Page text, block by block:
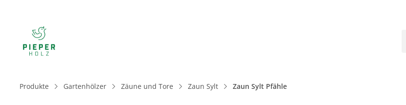
Produkte Gartenhölzer Zäune und Tore Zaun Sylt Zaun Sylt Pfähle